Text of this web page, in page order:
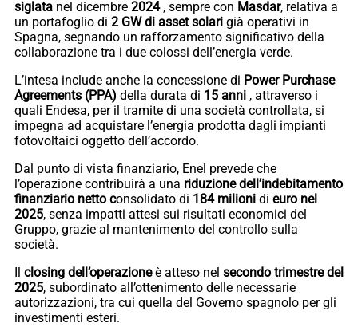
siglata nel dicembre 2024, sempre con Masdar, relativa a
un portafoglio di 2 GW di asset solari già operativi in
Spagna, segnando un rafforzamento significativo della
collaborazione tra i due colossi dell’energia verde.
L’intesa include anche la concessione di Power Purchase
Agreements (PPA) della durata di 15 anni , attraverso i
quali Endesa, per il tramite di una società controllata, si
impegna ad acquistare l’energia prodotta dagli impianti
fotovoltaici oggetto dell’accordo.
Dal punto di vista finanziario, Enel prevede che
l’operazione contribuirà a una riduzione dell’indebitamento
finanziario netto consolidato di 184 milioni di euro nel
2025, senza impatti attesi sui risultati economici del
Gruppo, grazie al mantenimento del controllo sulla
società.
closing dell’operazioneè atteso nel secondo trimestre del
2025, subordinato all’ottenimento delle necessarie
autorizzazioni, tra cui quella del Governo spagnolo per gli
investimenti esteri.